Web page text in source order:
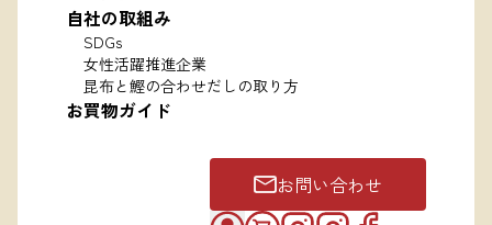
自社の取組み
SDGs
女性活躍推進企業
昆布と鰹の合わせだしの取り方
お買物ガイド
お問い合わせ